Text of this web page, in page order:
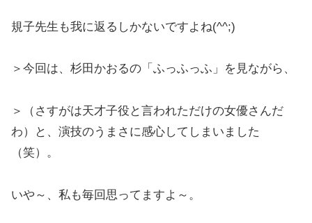
規子先生も我に返るしかないですよね(^^;)
＞今回は、杉田かおるの「ふっふっふ」を見ながら、
＞（さすがは天才子役と言われただけの女優さんだ
わ）と、演技のうまさに感心してしまいました
（笑）。
いや～、私も毎回思ってますよ～。